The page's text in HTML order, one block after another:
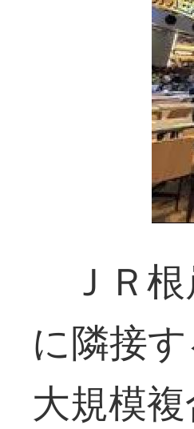
ＪＲ根
に隣接
大規模